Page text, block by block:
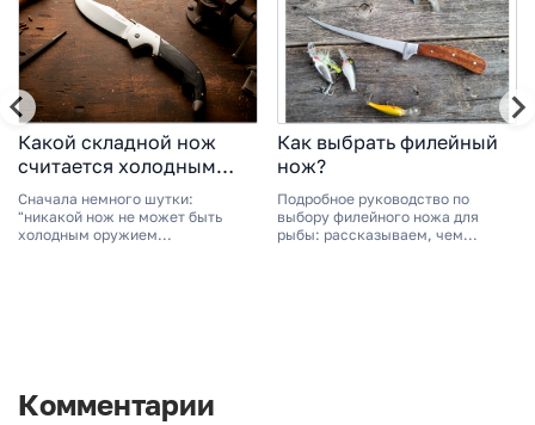
Какой складной нож
считается холодным
оружием?
Сначала немного шутки:
"никакой нож не может быть
холодным оружием...
Как выбрать филейный
нож?
Подробное руководство по
выбору филейного ножа для
рыбы: рассказываем, чем...
Комментарии